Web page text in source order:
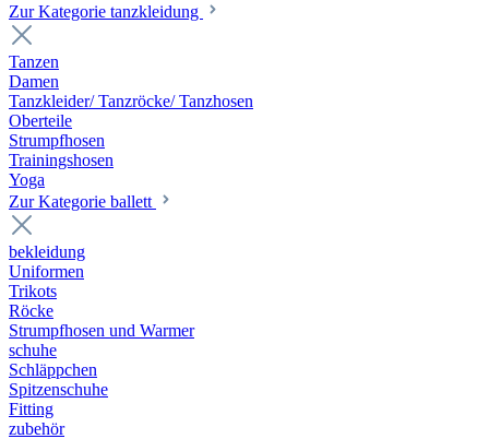
Zur Kategorie tanzkleidung
Tanzen
Damen
Tanzkleider/ Tanzröcke/ Tanzhosen
Oberteile
Strumpfhosen
Trainingshosen
Yoga
Zur Kategorie ballett
bekleidung
Uniformen
Trikots
Röcke
Strumpfhosen und Warmer
schuhe
Schläppchen
Spitzenschuhe
Fitting
zubehör